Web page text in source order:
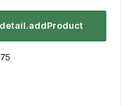
detail.addProduct